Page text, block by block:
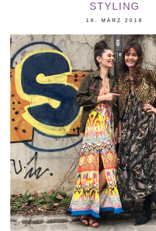
STYLING
16. MÄRZ 2018